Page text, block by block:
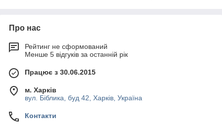
Про нас
Рейтинг не сформований
Менше 5 відгуків за останній рік
Працює з 30.06.2015
м. Харків
вул. Біблика, буд 42, Харків, Україна
Контакти